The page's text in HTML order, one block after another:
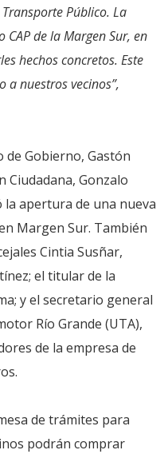
Público. La
de la Margen Sur, en
hechos concretos. Este
a nuestros vecinos”,
de Gobierno, Gastón
Ciudadana, Gonzalo
apertura de una nueva
Margen Sur. También
Cintia Susñar,
el titular de la
y el secretario general
Río Grande (UTA),
de la empresa de
de trámites para
podrán comprar